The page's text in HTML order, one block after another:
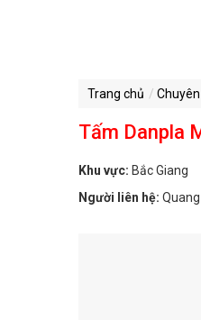
Trang chủ
Tấm Danpla
Khu vực: Bắc Giang
Người liên hệ: